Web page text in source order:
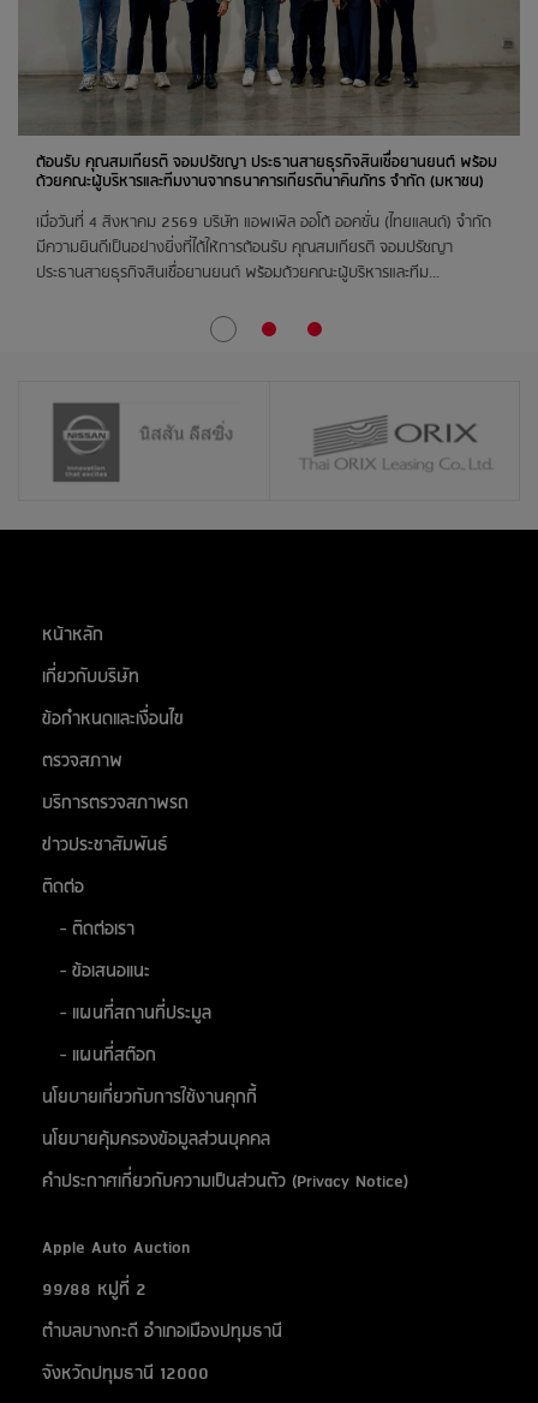
สิงหาคม 2569
ห้างไทวัสดุ เชียงใหม่
ติวานนท์
26สิงหาคม 2569
สต๊อกแอพเพิล นครราชสีมา
ติวานนท์
สต๊อกแอพเพิล อุดรธานี
อยุธยาซิตี้พาร์ค จ.อยุธยา
สต๊อกแอพเพิล นครปฐม
ศูนย์การค้า ซีคอนสแควร์
31 สิงหาคม 2569
ห้างอู้ฟู่ จ.ขอนแก่น
ตลาด เอส มาร์เช่ (ตลาดยีราฟ) ระยอง
สต๊อกแอพเพิล สระบุรี
ติวานนท์
ต้อนรับ คุณสมเกียรติ จอมปรัชญา ประธานสายธุรกิจสินเชื่อยานยนต์ พร้อม
ด้วยคณะผู้บริหารและทีมงานจากธนาคารเกียรตินาคินภัทร จำกัด (มหาชน)
เมื่อวันที่ 4 สิงหาคม 2569 บริษัท แอพเพิล ออโต้ ออคชั่น (ไทยแลนด์) จำกัด
มีความยินดีเป็นอย่างยิ่งที่ได้ให้การต้อนรับ คุณสมเกียรติ จอมปรัชญา
ประธานสายธุรกิจสินเชื่อยานยนต์ พร้อมด้วยคณะผู้บริหารและทีม...
หน้าหลัก
เกี่ยวกับบริษัท
ข้อกำหนดและเงื่อนไข
ตรวจสภาพ
บริการตรวจสภาพรถ
ข่าวประชาสัมพันธ์
ติดต่อ
- ติดต่อเรา
- ข้อเสนอแนะ
- แผนที่สถานที่ประมูล
- แผนที่สต๊อก
นโยบายเกี่ยวกับการใช้งานคุกกี้
นโยบายคุ้มครองข้อมูลส่วนบุคคล
คำประกาศเกี่ยวกับความเป็นส่วนตัว (Privacy Notice)
Apple Auto Auction
99/88 หมู่ที่ 2
ตำบลบางกะดี อำเภอเมืองปทุมธานี
จังหวัดปทุมธานี 12000